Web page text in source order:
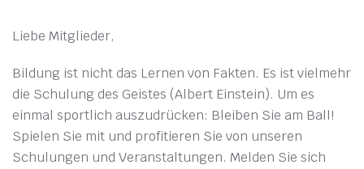
Liebe Mitglieder,
Bildung ist nicht das Lernen von Fakten. Es ist vielmehr
die Schulung des Geistes (Albert Einstein). Um es
einmal sportlich auszudrücken: Bleiben Sie am Ball!
Spielen Sie mit und profitieren Sie von unseren
Schulungen und Veranstaltungen. Melden Sie sich